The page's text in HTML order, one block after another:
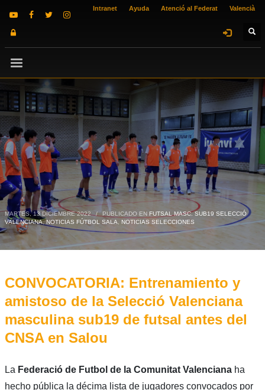
Intranet Ayuda Atenció al Federat Valencià
MARTES, 13 DICIEMBRE 2022 / PUBLICADO EN FUTSAL MASC. SUB19 SELECCIÓ
VALENCIANA,NOTICIAS FÚTBOL SALA NOTICIAS SELECCIONES
CONVOCATORIA: Entrenamiento y
amistoso de la Selecció Valenciana
masculina sub19 de futsal antes del
CNSA en Salou
La Federació de Futbol de la Comunitat Valencianaha
hecho pública la décima lista de jugadores convocados por